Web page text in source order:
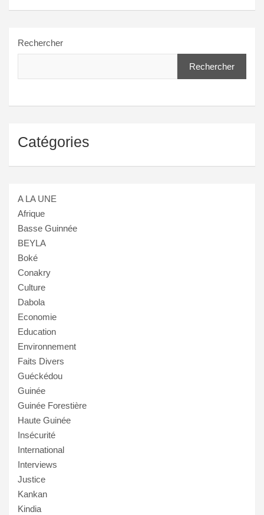
Rechercher
Rechercher
Catégories
A LA UNE
Afrique
Basse Guinnée
BEYLA
Boké
Conakry
Culture
Dabola
Economie
Education
Environnement
Faits Divers
Guéckédou
Guinée
Guinée Forestière
Haute Guinée
Insécurité
International
Interviews
Justice
Kankan
Kindia